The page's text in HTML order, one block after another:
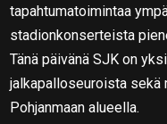
tapahtumatoimintaa
stadionkonserteista
Tänä päivänä SJK on
jalkapalloseuroista sekä
Pohjanmaan alueella.